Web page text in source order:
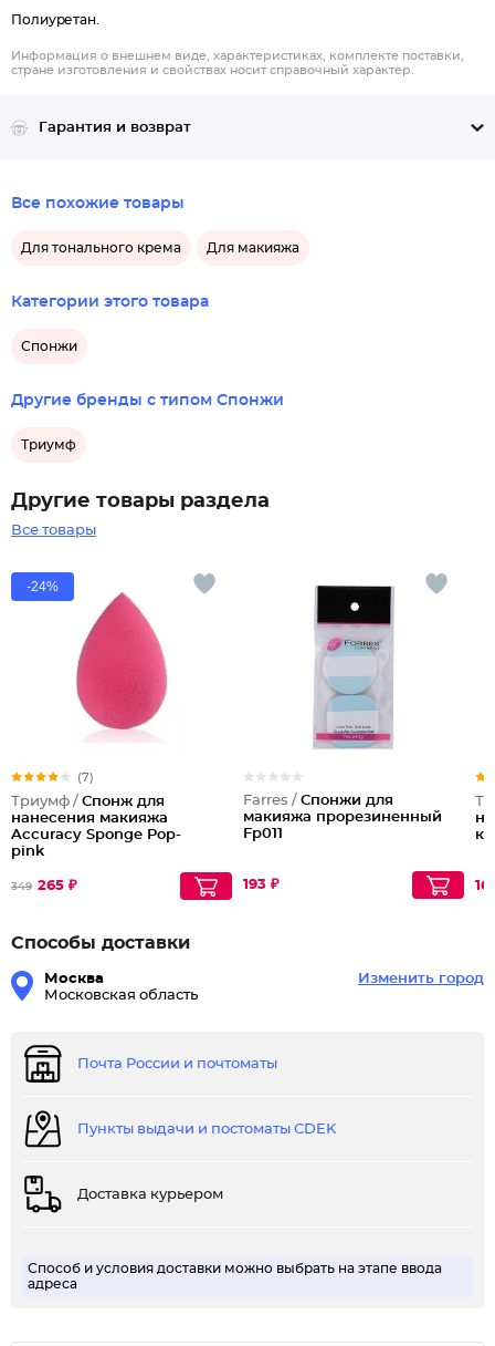
Полиуретан.
Информация о внешнем виде, характеристиках, комплекте поставки,
стране изготовления и свойствах носит справочный характер.
Гарантия и возврат
Все похожие товары
Для тонального крема Для макияжа
Категории этого товара
Спонжи
Другие бренды с типом Спонжи
Триумф
Другие товары раздела
Все товары
-24%
(7)
Триумф / Спонж для
нанесения макияжа
Accuracy Sponge Pop-
pink
349 265 ₽
Farres / Cпонжи для
макияжа прорезиненный
Fp011
193 ₽
Способы доставки
Москва
Московская область
Изменить город
Почта России и почтоматы
Пункты выдачи и постоматы CDEK
Доставка курьером
Способ и условия доставки можно выбрать на этапе ввода
адреса